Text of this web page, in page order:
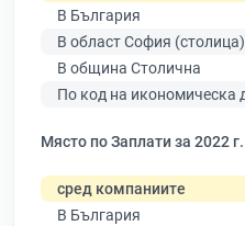
В България
В област София (столица)
В община Столична
По код на икономическа
Място по Заплати за 2022 г.
сред компаниите
В България